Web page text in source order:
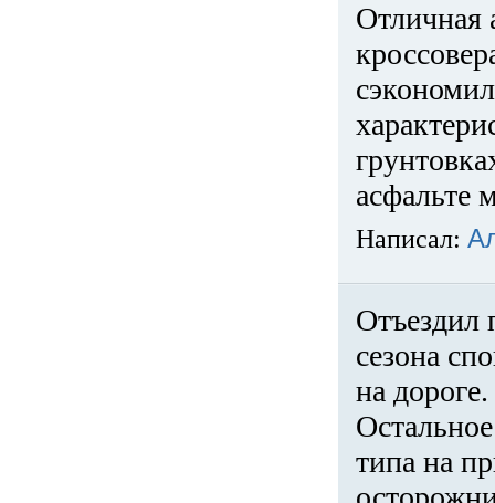
Отличная
асфальте
Написал:
Отъездил
сезона
на
типа на